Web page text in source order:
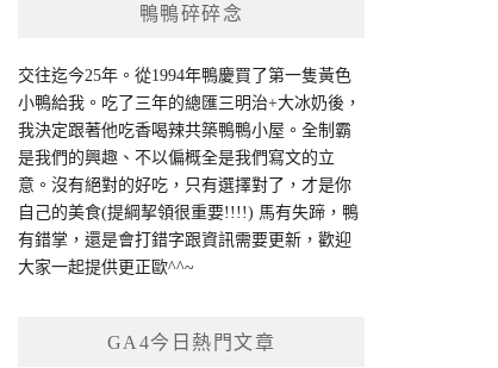
鴨鴨碎碎念
交往迄今25年。從1994年鴨慶買了第一隻黃色
小鴨給我。吃了三年的總匯三明治+大冰奶後，
我決定跟著他吃香喝辣共築鴨鴨小屋。全制霸
是我們的興趣、不以偏概全是我們寫文的立
意。沒有絕對的好吃，只有選擇對了，才是你
自己的美食(提綱挈領很重要!!!!) 馬有失蹄，鴨
有錯掌，還是會打錯字跟資訊需要更新，歡迎
大家一起提供更正歐^^~
GA4今日熱門文章